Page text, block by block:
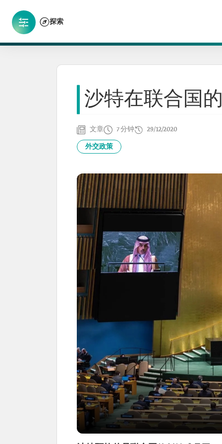
探索
沙特在联合国
文章 7 分钟 29/12/2020
外交政策